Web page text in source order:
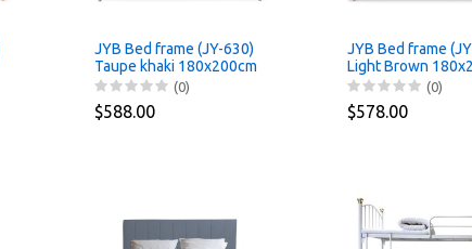
JYB Bed frame (JY-630)
Taupe khaki 180x200cm
(0)
$588.00
JYB Bed frame
Light Brown
(0)
$578.00